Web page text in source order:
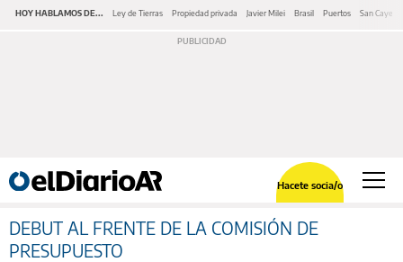
HOY HABLAMOS DE... Ley de Tierras Propiedad privada Javier Milei Brasil Puertos San
Hacete socia/o
DEBUT AL FRENTE DE LA COMISIÓN DE
PRESUPUESTO